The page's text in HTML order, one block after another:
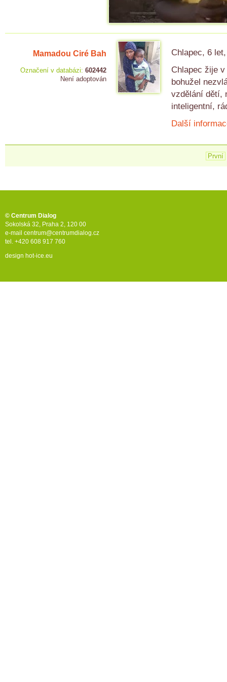
Mamadou Ciré Bah
Označení v databázi: 602442
Není adoptován
Chlapec, 6
Chlapec žije
bohužel
vzdělání dětí,
inteligentní,
Další
První
© Centrum Dialog
Sokolská 32, Praha 2, 120 00
e-mail centrum@centrumdialog.cz
tel. +420 608 917 760
design hot-ice.eu